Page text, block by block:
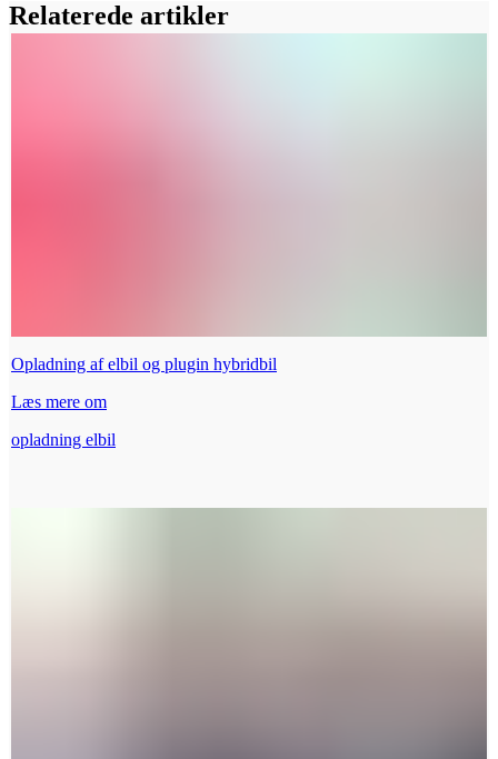
Relaterede artikler
Opladning af elbil og plugin hybridbil
Læs mere om
opladning elbil